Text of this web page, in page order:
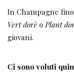
In Champagne
Vert dorèo Plant
giovani.
Ci sono voluti